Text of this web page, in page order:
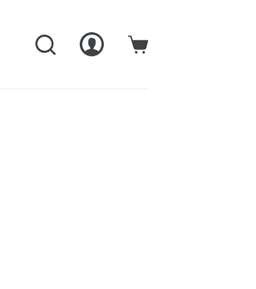
Ο Λογαριασμός Μού
Καλάθι